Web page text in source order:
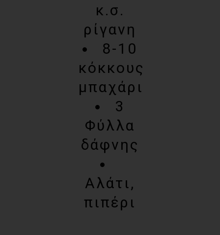
κ.σ.
ρίγανη
8-10
κόκκους
μπαχάρι
3
Φύλλα
δάφνης
Αλάτι,
πιπέρι